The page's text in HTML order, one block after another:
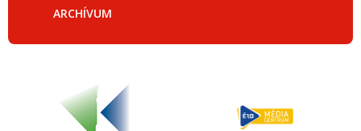
ARCHÍVUM